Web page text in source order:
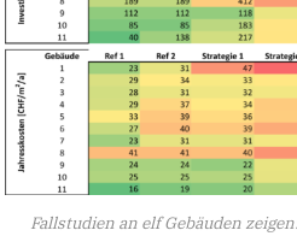
Fallstudien an elf Gebäuden